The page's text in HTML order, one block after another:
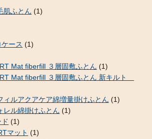
肌ふとん (1)
ース (1)
Mat fiberfill ３層固敷ふとん (1)
Mat fiberfill ３層固敷ふとん 新キルト
ィルアクアケア綿増量掛けふとん (1)
レル綿掛けふとん (1)
(1)
マット (1)